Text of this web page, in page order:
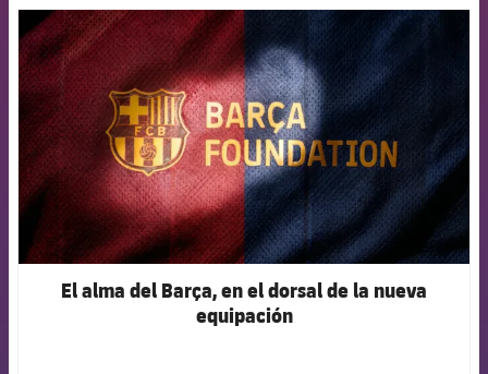
FCB Barcelona badge
El alma del Barça, en el dorsal de la nueva
equipación